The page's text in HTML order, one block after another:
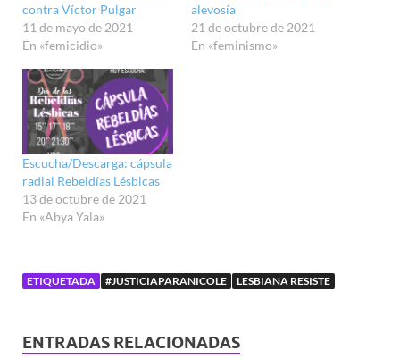
contra Víctor Pulgar
11 de mayo de 2021
En «femicidio»
alevosía
21 de octubre de 2021
En «feminismo»
Escucha/Descarga: cápsula
radial Rebeldías Lésbicas
13 de octubre de 2021
En «Abya Yala»
ETIQUETADA #JUSTICIAPARANICOLE LESBIANA RESISTE
ENTRADAS RELACIONADAS